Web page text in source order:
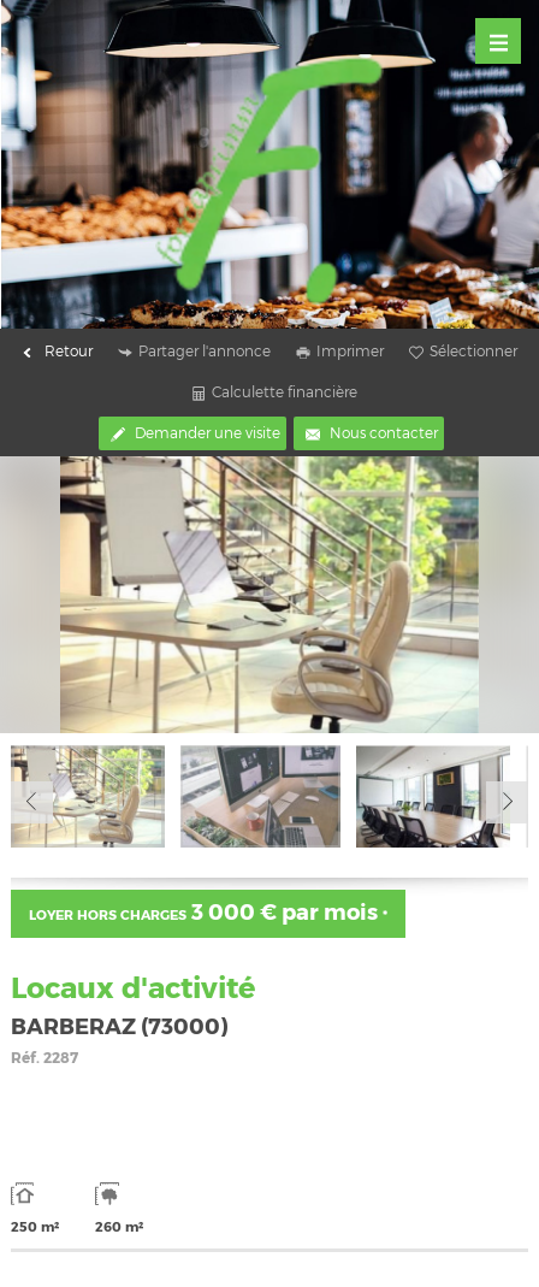
Retour Partager l'annonce Imprimer Sélectionner
Calculette financière
Demander une visite Nous contacter
LOYER HORS CHARGES3 000 € par mois *
Locaux d'activité
BARBERAZ (73000)
Réf.2287
250 m² 260 m²